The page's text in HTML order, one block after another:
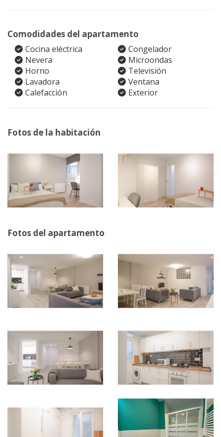
Comodidades del apartamento
Cocina eléctrica
Congelador
Nevera
Microondas
Horno
Televisión
Lavadora
Ventana
Calefacción
Exterior
Fotos de la habitación
Fotos del apartamento